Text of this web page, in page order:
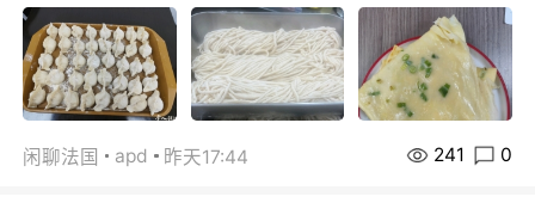
闲聊法国 apd 昨天17:44 241 0